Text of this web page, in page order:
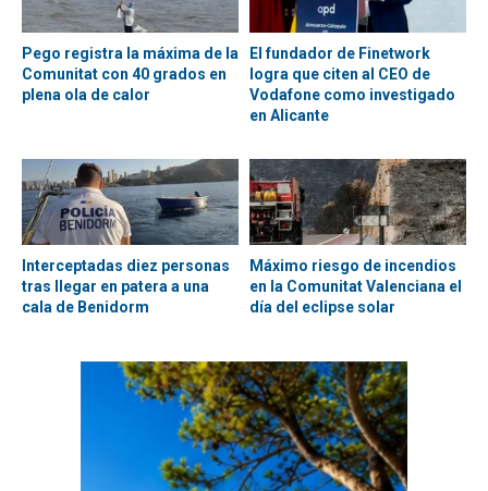
Pego registra la máxima de la
Comunitat con 40 grados en
plena ola de calor
El fundador de Finetwork
logra que citen al CEO de
Vodafone como investigado
en Alicante
Interceptadas diez personas
tras llegar en patera a una
cala de Benidorm
Máximo riesgo de incendios
en la Comunitat Valenciana el
día del eclipse solar